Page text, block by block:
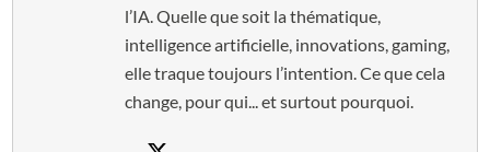
l’IA. Quelle que soit la thématique,
intelligence artificielle, innovations, gaming,
elle traque toujours l’intention. Ce que cela
change, pour qui... et surtout pourquoi.